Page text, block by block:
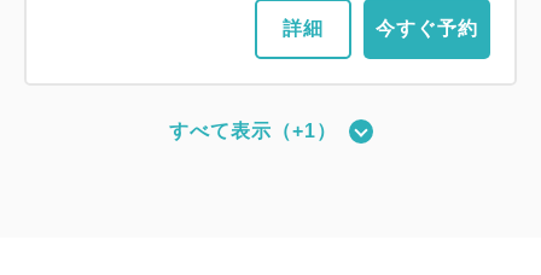
詳細 今すぐ予約
すべて表示（+1）